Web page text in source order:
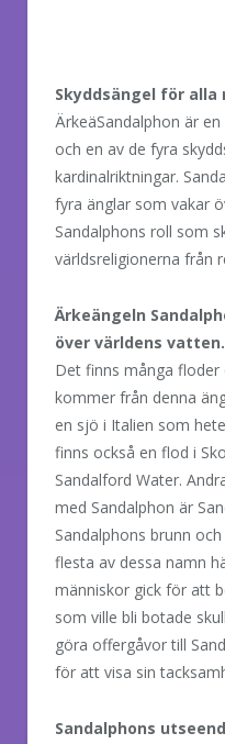
Skyddsängel för alla
ÄrkeäSandalphon är
och en av de fyra
kardinalriktningar.
fyra änglar som vakar
Sandalphons roll som
världsreligionerna från
Ärkeängeln
över världens vatten.
Det finns många
kommer från denna
en sjö i Italien som
finns också en flod i
Sandalford Water.
med Sandalphon är
Sandalphons brunn
flesta av dessa namn
människor gick för att
som ville bli botade
göra offergåvor till
för att visa sin
Sandalphons